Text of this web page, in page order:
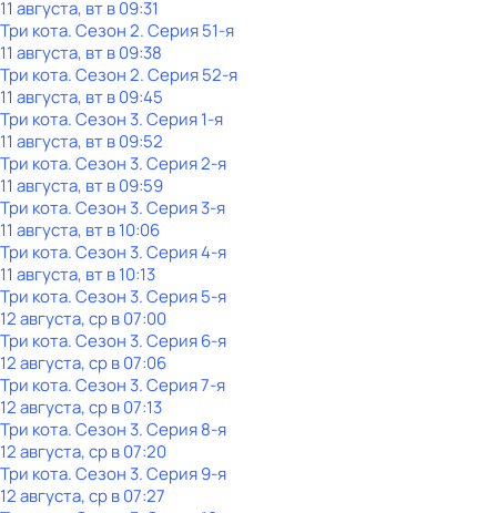
11 августа, вт в 09:31
Три кота. Сезон 2. Серия 51-я
11 августа, вт в 09:38
Три кота. Сезон 2. Серия 52-я
11 августа, вт в 09:45
Три кота. Сезон 3. Серия 1-я
11 августа, вт в 09:52
Три кота. Сезон 3. Серия 2-я
11 августа, вт в 09:59
Три кота. Сезон 3. Серия 3-я
11 августа, вт в 10:06
Три кота. Сезон 3. Серия 4-я
11 августа, вт в 10:13
Три кота. Сезон 3. Серия 5-я
12 августа, ср в 07:00
Три кота. Сезон 3. Серия 6-я
12 августа, ср в 07:06
Три кота. Сезон 3. Серия 7-я
12 августа, ср в 07:13
Три кота. Сезон 3. Серия 8-я
12 августа, ср в 07:20
Три кота. Сезон 3. Серия 9-я
12 августа, ср в 07:27